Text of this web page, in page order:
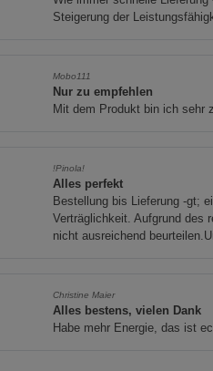
Steigerung der
Mobo111
Nur zu empfehlen
Mit dem Produkt bin ich sehr
!Pinola!
Alles perfekt
Bestellung bis Lieferung -gt;
Verträglichkeit. Aufgrund des
nicht ausreichend
Christine Maier
Alles bestens, vielen Dank
Habe mehr Energie, das ist